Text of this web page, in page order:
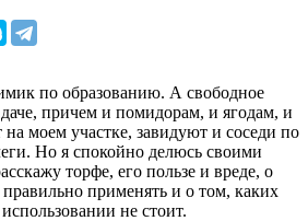
по образованию. А свободное
причем и помидорам, и ягодам, и
на моем участке, завидуют и соседи по
Но я спокойно делюсь своими
торфе, его пользе и вреде, о
применять и о том, каких
не стоит.